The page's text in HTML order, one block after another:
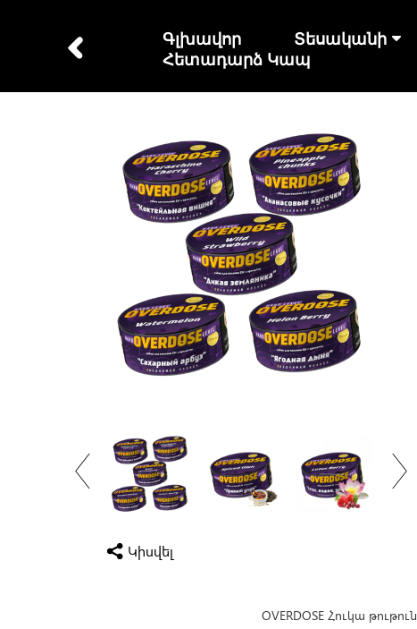
Գլխավոր Տեսականի
Հետադարձ Կապ
Կիսվել
OVERDOSE Հուկա թութուն